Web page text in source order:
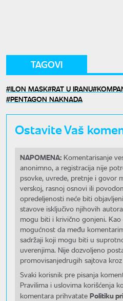
TAGOVI
ILON MASK RAT U IRANU
PENTAGON NAKNADA
Ostavite Vaš
NAPOMENA: Komentarisanje
anonimno, a registracija nije
psovke, uvrede, pretnje i govor
verskoj, rasnoj osnovi ili
opredeljenosti neće biti
stavove isključivo njihovih
mogu biti i krivično gonjeni.
mogućnost da među
sadržaji koji mogu biti u
uverenjima. Nije dozvoljeno
promovisanjedrugih sajtova
Svaki korisnik pre pisanja
Pravilima i uslovima korišćenja
komentara prihvatate Politiku